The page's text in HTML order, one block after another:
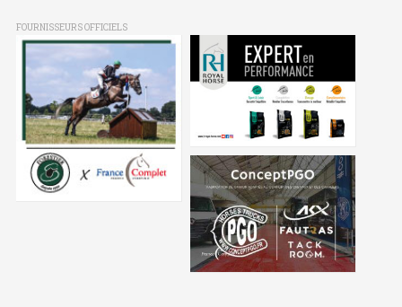
FOURNISSEURS OFFICIELS